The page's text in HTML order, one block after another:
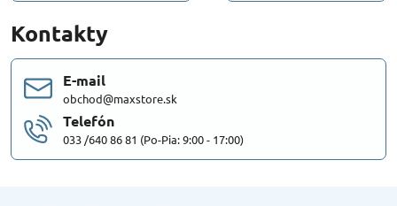
Kontakty
E-mail
obchod@maxstore.sk
Telefón
033 /640 86 81 (Po-Pia: 9:00 - 17:00)